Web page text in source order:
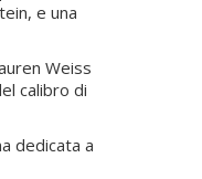
e una
Weiss
calibro di
dedicata a